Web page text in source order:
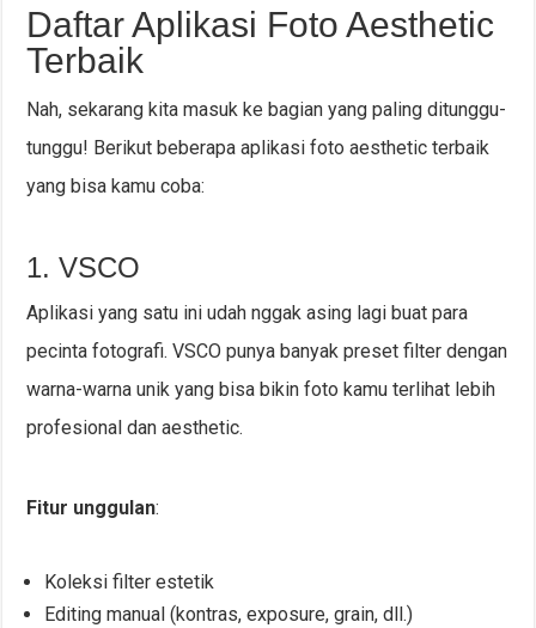
Daftar Aplikasi Foto Aesthetic
Terbaik
Nah, sekarang kita masuk ke bagian yang paling ditunggu-
tunggu! Berikut beberapa aplikasi foto aesthetic terbaik
yang bisa kamu coba:
1. VSCO
Aplikasi yang satu ini udah nggak asing lagi buat para
pecinta fotografi. VSCO punya banyak preset filter dengan
warna-warna unik yang bisa bikin foto kamu terlihat lebih
profesional dan aesthetic.
Fitur unggulan:
Koleksi filter estetik
Editing manual (kontras, exposure, grain, dll.)